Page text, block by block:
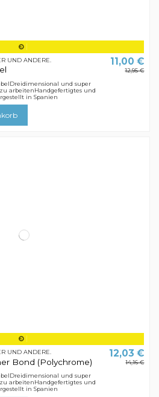
UND ANDERE. 11,00 €
12,95 €
und super
arbeitenHandgefertigtes und
in Spanien
UND ANDERE.
Bond (Polychrome)
12,03 €
14,16 €
und super
arbeitenHandgefertigtes und
in Spanien